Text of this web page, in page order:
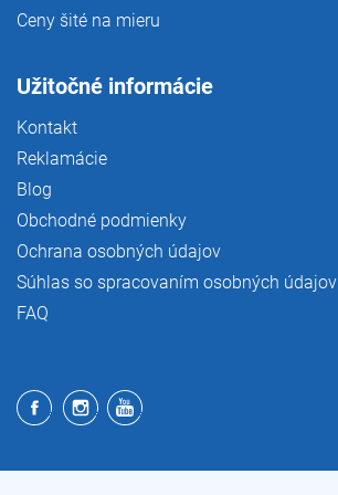
Ceny šité na mieru
Užitočné informácie
Kontakt
Reklamácie
Blog
Obchodné podmienky
Ochrana osobných údajov
Súhlas so spracovaním osobných údajov
FAQ